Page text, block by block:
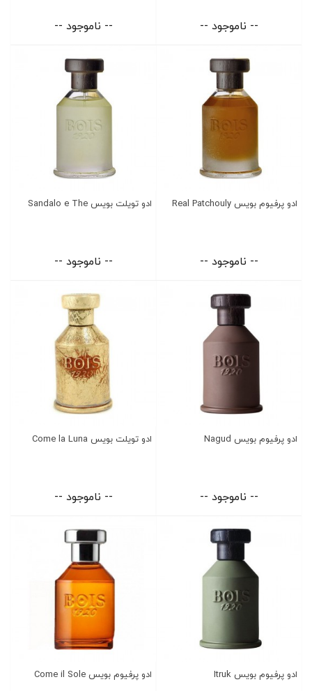
-- ناموجود -- -- ناموجود --
ادو پرفیوم بویس Real Patchouly
-- ناموجود --
ادو تویلت بویس Sandalo e The
-- ناموجود --
ادو پرفیوم بویس Nagud
-- ناموجود --
ادو تویلت بویس Come la Luna
-- ناموجود --
ادو پرفیوم بویس Itruk ادو پرفیوم بویس Come il Sole